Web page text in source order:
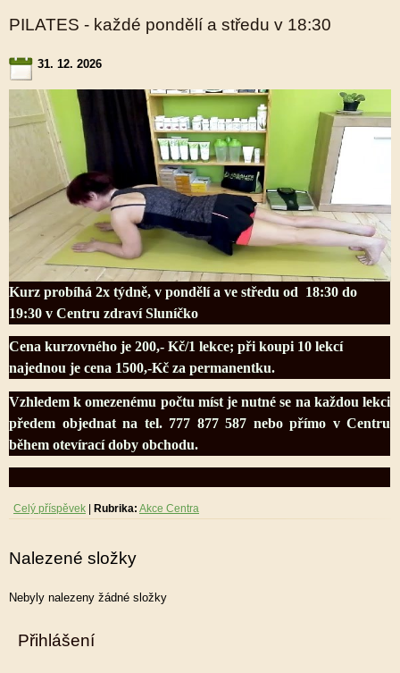
PILATES - každé pondělí a středu v 18:30
31. 12. 2026
Kurz probíhá 2x týdně, v pondělí a ve středu od 18:30 do
19:30 v Centru zdraví Sluníčko
Cena kurzovného je 200,- Kč/1 lekce; při koupi 10 lekcí
najednou je cena 1500,-Kč za permanentku.
Vzhledem k omezenému počtu míst je nutné se na každou lekci
předem objednat na tel. 777 877 587 nebo přímo v Centru
během otevírací doby obchodu.
Celý příspěvek Rubrika: Akce Centra
Nalezené složky
Nebyly nalezeny žádné složky
Přihlášení